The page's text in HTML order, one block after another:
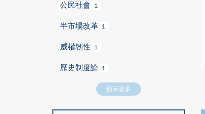
公民社會 1
半市場改革 1
威權韌性 1
歷史制度論 1
顯示更多